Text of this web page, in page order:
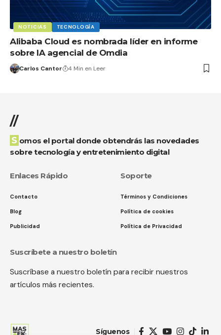
NOTICIAS TECNOLOGÍA
Alibaba Cloud es nombrada líder en informe
sobre IA agencial de Omdia
Carlos Cantor 4 Min en Leer
//
Somos el portal donde obtendrás las novedades
sobre tecnología y entretenimiento digital
Enlaces Rápido
Contacto
Blog
Publicidad
Soporte
Términos y Condiciones
Política de cookies
Política de Privacidad
Suscríbete a nuestro boletín
Suscríbase a nuestro boletín para recibir nuestros
artículos más recientes.
Síguenos